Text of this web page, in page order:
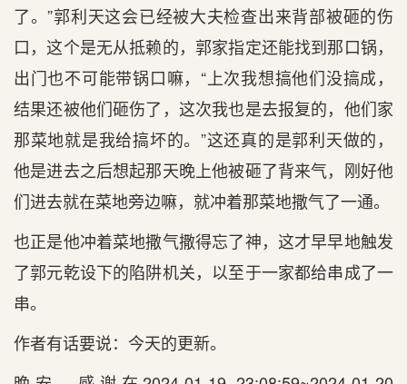
了。”郭利天这会已经被大夫检查出来背部被砸的伤
口，这个是无从抵赖的，郭家指定还能找到那口锅，
出门也不可能带锅口嘛，“上次我想搞他们没搞成，
结果还被他们砸伤了，这次我也是去报复的，他们家
那菜地就是我给搞坏的。”这还真的是郭利天做的，
他是进去之后想起那天晚上他被砸了背来气，刚好他
们进去就在菜地旁边嘛，就冲着那菜地撒气了一通。
也正是他冲着菜地撒气撒得忘了神，这才早早地触发
了郭元乾设下的陷阱机关，以至于一家都给串成了一
串。
作者有话要说：今天的更新。